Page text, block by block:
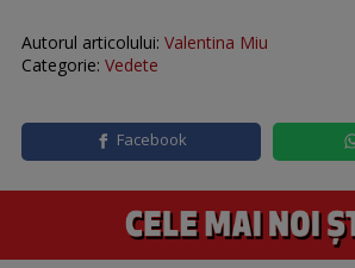
Autorul articolului: Valentina Miu
Categorie: Vedete
Facebook